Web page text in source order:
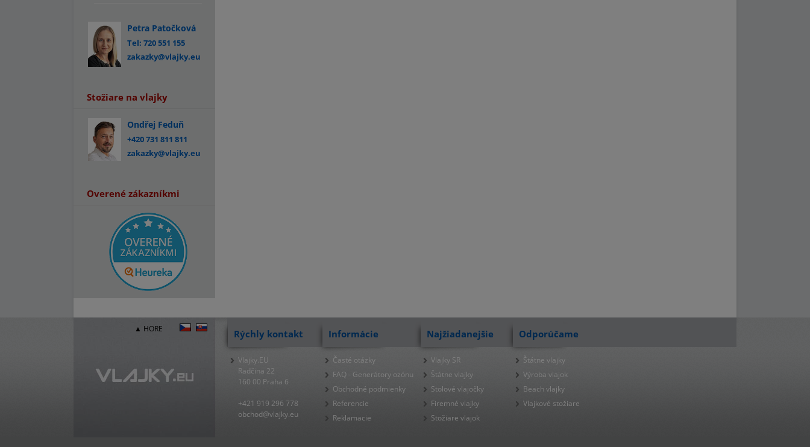
Petra Patočková
Tel: 720 551 155
zakazky@vlajky.eu
Stožiare na vlajky
Ondřej Feduň
+420 731 811 811
zakazky@vlajky.eu
Overené zákazníkmi
▲ HORE Rýchly kontakt
Vlajky.EU
Radčina 22
160 00 Praha 6
+421 919 296 778
obchod@vlajky.eu
Informácie
Časté otázky
FAQ - Generátory ozónu
Obchodné podmienky
Referencie
Reklamacie
Najžiadanejšie
Vlajky SR
Štátne vlajky
Stolové vlajočky
Firemné vlajky
Stožiare vlajok
Odporúčame
Štátne vlajky
Výroba vlajok
Beach vlajky
Vlajkové stožiare